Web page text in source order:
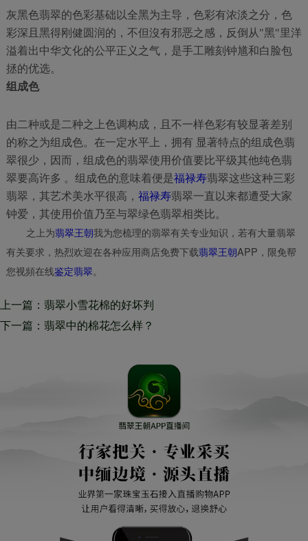
灰黑色翡翠的色彩基础以全黑为主导，色彩有浓淡之分，色
彩深且黑得刚健圆润的，不但沒有邪恶之感，反倒从"黑"里洋
溢着出中华文化的公平正义之气，是手工雕刻钟馗和白脸包
拯的优选。
组成色
由二种或是二种之上色调构成，且不一样色彩有较显著差别
的称之为组成色。在一定水平上，拥有 显著特点的组成色翡
翠很少，因而，组成色的翡翠使用价值要比平级其他纯色翡
翠要高许多 。组成色的意味着便是福禄寿翡翠这些这种三彩
翡翠，其艺术美水平很高， 福禄寿翡翠一直以来都遭受大家
钟爱，其使用价值乃至与翠绿色翡翠相类比。
之上为翡翠王朝我为您梳理的翡翠有关专业知识，若有大量翡翠
有关要求，热烈欢迎在各种应用商店免费下载翡翠王朝APP，限免帮
您视頻在线鉴定翡翠。
上一篇：翡翠小雪花棉的好坏判
断，小雪花棉怎么样
下一篇：翡翠中的棉花怎么样？